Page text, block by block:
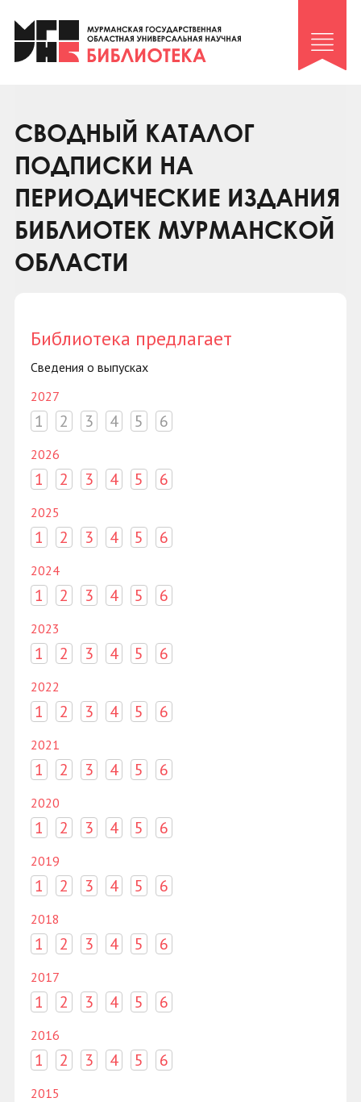
Клуб «Гиря и сельдерей»
Клуб «Семейный архив»
Коллегам
Контакты
СВОДНЫЙ КАТАЛОГ
ПОДПИСКИ НА
ПЕРИОДИЧЕСКИЕ ИЗДАНИЯ
БИБЛИОТЕК МУРМАНСКОЙ
ОБЛАСТИ
Библиотека предлагает
Сведения о выпусках
2027
1 2 3 4 5 6
2026
1 2 3 4 5 6
2025
1 2 3 4 5 6
2024
1 2 3 4 5 6
2023
1 2 3 4 5 6
2022
1 2 3 4 5 6
2021
1 2 3 4 5 6
2020
1 2 3 4 5 6
2019
1 2 3 4 5 6
2018
1 2 3 4 5 6
2017
1 2 3 4 5 6
2016
1 2 3 4 5 6
2015